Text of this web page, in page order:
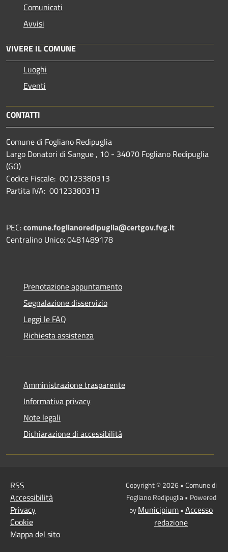
Comunicati
Avvisi
VIVERE IL COMUNE
Luoghi
Eventi
CONTATTI
Comune di Fogliano Redipuglia
Largo Donatori di Sangue , 10 - 34070 Fogliano Redipuglia
(GO)
Codice Fiscale: 00123380313
Partita IVA: 00123380313
PEC:comune.foglianoredipuglia@certgov.fvg.it
Centralino Unico: 0481489178
Prenotazione appuntamento
Segnalazione disservizio
Leggi le FAQ
Richiesta assistenza
Amministrazione trasparente
Informativa privacy
Note legali
Dichiarazione di accessibilità
RSS
Accessibilità
Privacy
Cookie
Mappa del sito
Copyright © 2026 • Comune di
Fogliano Redipuglia • Powered
byMunicipium• Accesso
redazione